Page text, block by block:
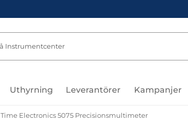
Uthyrning Leverantörer Kampanjer
Time Electronics 5075 Precisionsmultimeter